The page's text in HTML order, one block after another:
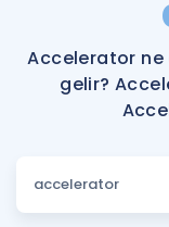
Faydalı
Ücretsiz
Accelerator
gelir?